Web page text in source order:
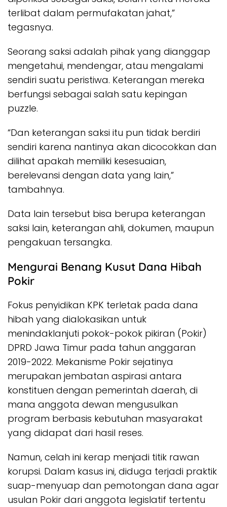
terlibat dalam permufakatan jahat,”
tegasnya.
Seorang saksi adalah pihak yang dianggap
mengetahui, mendengar, atau mengalami
sendiri suatu peristiwa. Keterangan mereka
berfungsi sebagai salah satu kepingan
puzzle.
“Dan keterangan saksi itu pun tidak berdiri
sendiri karena nantinya akan dicocokkan dan
dilihat apakah memiliki kesesuaian,
berelevansi dengan data yang lain,”
tambahnya.
Data lain tersebut bisa berupa keterangan
saksi lain, keterangan ahli, dokumen, maupun
pengakuan tersangka.
Mengurai Benang Kusut Dana Hibah
Pokir
Fokus penyidikan KPK terletak pada dana
hibah yang dialokasikan untuk
menindaklanjuti pokok-pokok pikiran (Pokir)
DPRD Jawa Timur pada tahun anggaran
2019-2022. Mekanisme Pokir sejatinya
merupakan jembatan aspirasi antara
konstituen dengan pemerintah daerah, di
mana anggota dewan mengusulkan
program berbasis kebutuhan masyarakat
yang didapat dari hasil reses.
Namun, celah ini kerap menjadi titik rawan
korupsi. Dalam kasus ini, diduga terjadi praktik
suap-menyuap dan pemotongan dana agar
usulan Pokir dari anggota legislatif tertentu